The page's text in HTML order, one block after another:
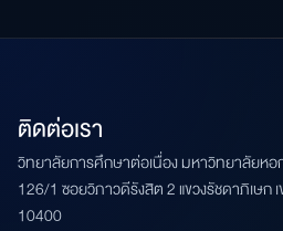
ติดต่อเรา
วิทยาลัยการศึกษาต่อเนื่อง มหาวิทยาลัยหอ
126/1 ซอยวิภาวดีรังสิต 2 แขวงรัชดาภิเษก
10400